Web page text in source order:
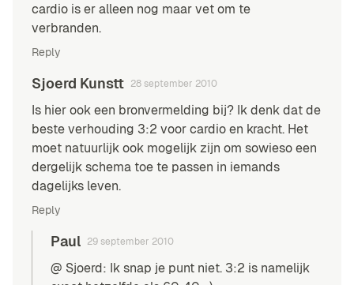
cardio is er alleen nog maar vet om te
verbranden.
Reply
Sjoerd Kunstt 28 september 2010
Is hier ook een bronvermelding bij? Ik denk dat de
beste verhouding 3:2 voor cardio en kracht. Het
moet natuurlijk ook mogelijk zijn om sowieso een
dergelijk schema toe te passen in iemands
dagelijks leven.
Reply
Paul 29 september 2010
@ Sjoerd: Ik snap je punt niet. 3:2 is namelijk